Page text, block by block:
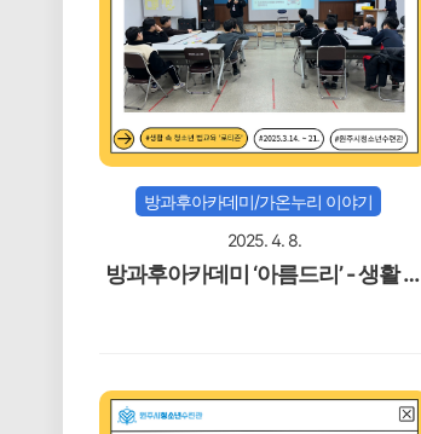
방과후아카데미/가온누리 이야기
2025. 4. 8.
방과후아카데미 ‘아름드리’ - 생활 속